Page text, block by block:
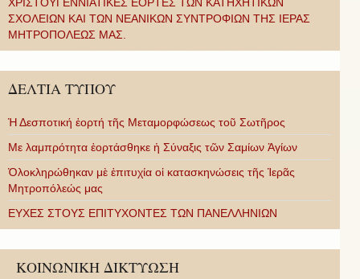
ΣΧΟΛΕΙΩΝ ΚΑΙ ΤΩΝ ΝΕΑΝΙΚΩΝ ΣΥΝΤΡΟΦΙΩΝ ΤΗΣ ΙΕΡΑΣ
ΜΗΤΡΟΠΟΛΕΩΣ ΜΑΣ.
ΔΕΛΤΙΑ ΤΥΠΟΥ
Ἡ Δεσποτική ἑορτή τῆς Μεταμορφώσεως τοῦ Σωτῆρος
Με λαμπρότητα ἑορτάσθηκε ἡ Σύναξις τῶν Σαμίων Ἁγίων
Ὁλοκληρώθηκαν μὲ ἐπιτυχία οἱ κατασκηνώσεις τῆς Ἱερᾶς
Μητροπόλεώς μας
ΕΥΧΕΣ ΣΤΟΥΣ ΕΠΙΤΥΧΟΝΤΕΣ ΤΩΝ ΠΑΝΕΛΛΗΝΙΩΝ
ΚΟΙΝΩΝΙΚΗ ΔΙΚΤΥΩΣΗ